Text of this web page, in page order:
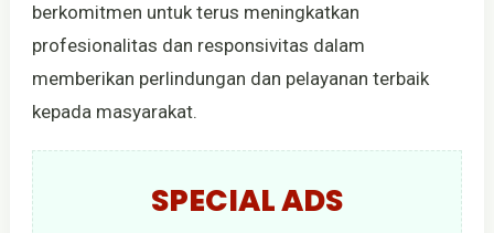
berkomitmen untuk terus meningkatkan
profesionalitas dan responsivitas dalam
memberikan perlindungan dan pelayanan terbaik
kepada masyarakat.
SPECIAL ADS